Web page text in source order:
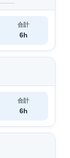
合計
6h
合計
6h